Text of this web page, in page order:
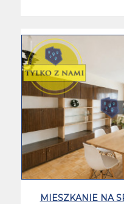
MIESZKANIE NA